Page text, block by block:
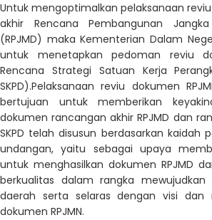
Untuk mengoptimalkan pelaksanaan
akhir Rencana Pembangunan
(RPJMD) maka Kementerian Dalam
untuk menetapkan pedoman reviu
Rencana Strategi Satuan Kerja
SKPD).Pelaksanaan reviu dokumen
bertujuan untuk memberikan
dokumen rancangan akhir RPJMD dan
SKPD telah disusun berdasarkan kaidah
undangan, yaitu sebagai upaya
untuk menghasilkan dokumen RPJMD
berkualitas dalam rangka
daerah serta selaras dengan visi dan
dokumen RPJMN.